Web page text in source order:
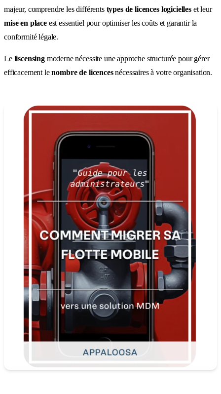
majeur, comprendre les différents types de licences logicielleset leur
mise en placeest essentiel pour optimiser les coûts et garantir la
conformité légale.
Le liscensingmoderne nécessite une approche structurée pour gérer
efficacement lenombre de licencesnécessaires à votre organisation.